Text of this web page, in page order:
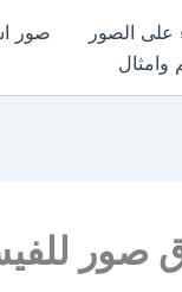
على الصور
صور
صور